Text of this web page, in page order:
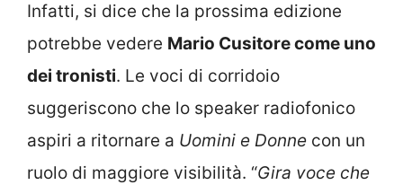
Infatti, si dice che la prossima edizione
potrebbe vedere Mario Cusitore come uno
dei tronisti. Le voci di corridoio
suggeriscono che lo speaker radiofonico
aspiri a ritornare a Uomini e Donne con un
ruolo di maggiore visibilità. “Gira voce che